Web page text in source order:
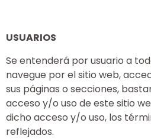
USUARIOS
Se entenderá por usuario a
navegue por el sitio web,
sus páginas o secciones,
acceso y/o uso de este sitio
dicho acceso y/o uso, los
reflejados.